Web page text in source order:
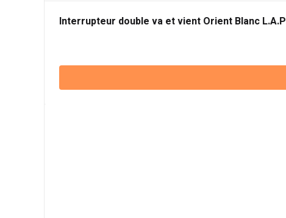
Interrupteur double va et vient Orient Blanc L.A.P